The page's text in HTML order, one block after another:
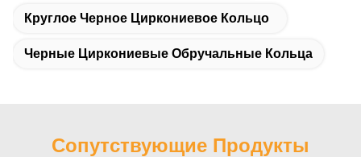
Круглое Черное Циркониевое Кольцо
Черные Циркониевые Обручальные Кольца
Сопутствующие Продукты